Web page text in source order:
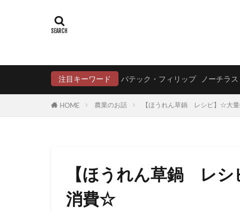
注目キーワード パテック・フィリップ ノーチラス
HOME 農業のお話 【ほうれん草鍋 レシピ】☆大
【ほうれん草鍋 レ
消費☆